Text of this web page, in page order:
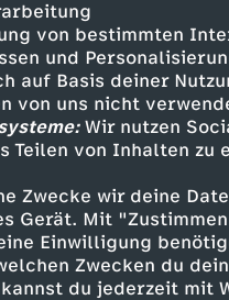
von bestimmten
und
Basis deiner
von uns nicht
Wir nutzen
Teilen von Inhalten zu
Zwecke wir deine
Gerät. Mit
Einwilligung
Zwecken du
du jederzeit mit
informativ
heute